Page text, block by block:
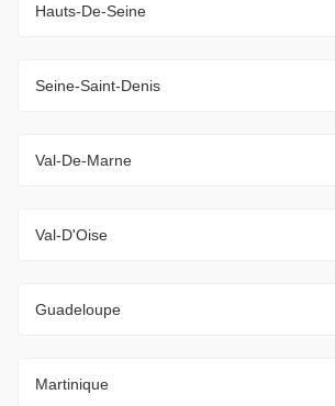
Hauts-De-Seine
Seine-Saint-Denis
Val-De-Marne
Val-D'Oise
Guadeloupe
Martinique